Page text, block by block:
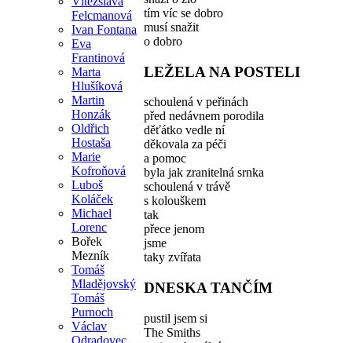
Felcmanová
Ivan Fontana
Eva
Frantinová
Marta
Hlušíková
Martin
Honzák
Oldřich
Hostaša
Marie
Kofroňová
Luboš
Koláček
Michael
Lorenc
Bořek
Mezník
Tomáš
Mladějovský
Tomáš
Purnoch
Václav
Odradovec
tím víc se dobro
musí snažit
o dobro
LEŽELA NA POSTELI
schoulená v peřinách
před nedávnem porodila
děťátko vedle ní
děkovala za péči
a pomoc
byla jak zranitelná srnka
schoulená v trávě
s kolouškem
tak
přece jenom
jsme
taky zvířata
DNESKA TANČÍM
pustil jsem si
The Smiths